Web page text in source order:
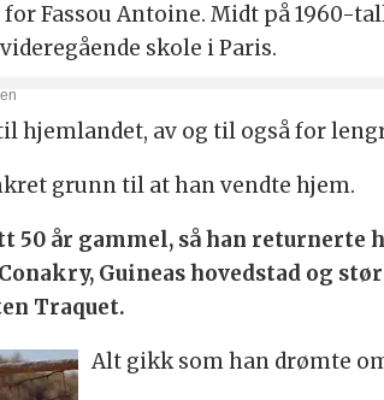
Fassou Antoine. Midt på 1960-
skole i Paris.
av og til også for
grunn til at han vendte hjem.
50 år gammel, så han returnerte
Guineas hovedstad og
Traquet.
Alt gikk som han drømte